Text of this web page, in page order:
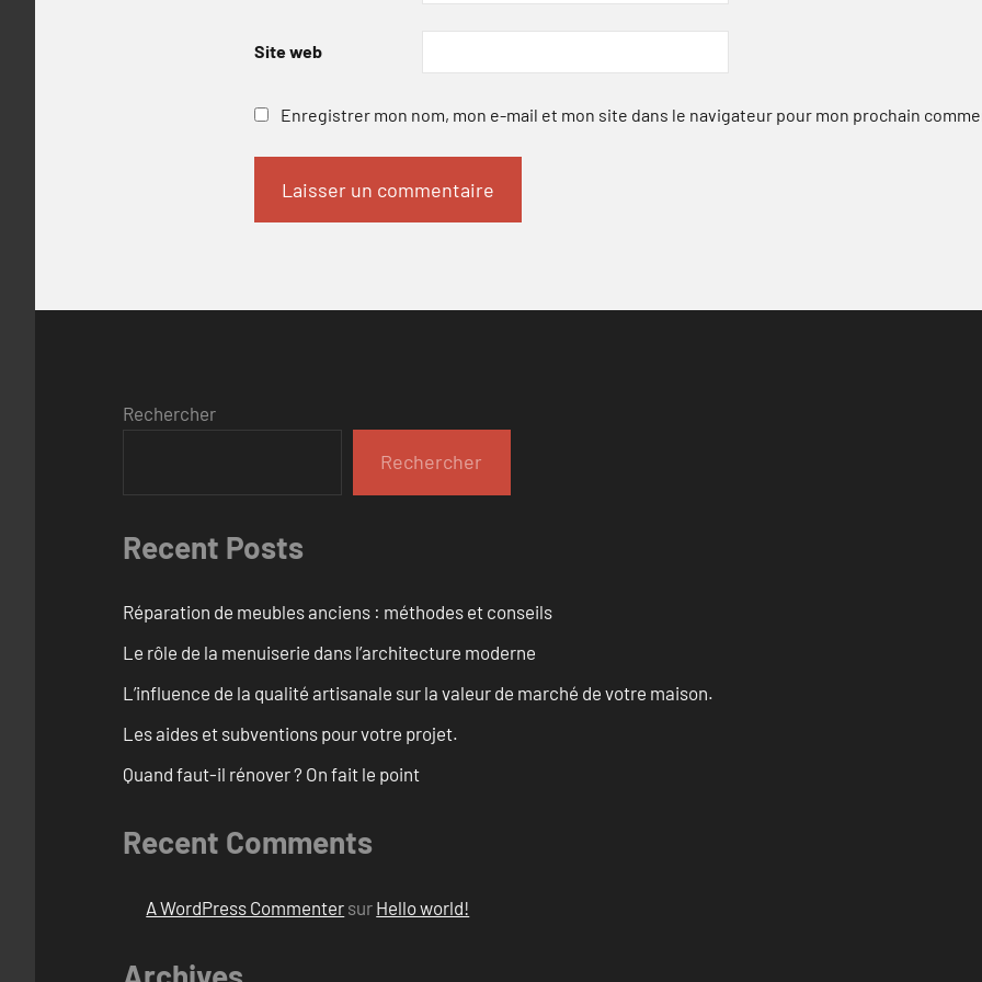
Site web
Enregistrer mon nom, mon e-mail et mon site dans le navigateur pour mon prochain
Rechercher
Rechercher
Recent Posts
Réparation de meubles anciens : méthodes et conseils
Le rôle de la menuiserie dans l’architecture moderne
L’influence de la qualité artisanale sur la valeur de marché de votre maison.
Les aides et subventions pour votre projet.
Quand faut-il rénover ? On fait le point
Recent Comments
A WordPress Commenter sur Hello world!